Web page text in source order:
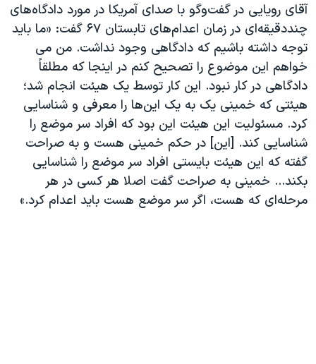
آقای رویایی در گفت‌وگو با صدای آمریکا در مورد دادگاه‌های
چنددقیقه‌ای در زمان اعدام‌های تابستان ۶۷ گفت: «ما باید
توجه داشته باشیم که دادگاهی وجود نداشت. من می
خواهم این موضوع را تصحیح کنم در اینجا که مطلقاً
دادگاهی در کار نبود. این کار توسط یک هیئت انجام شد؛
هیئتی که خمینی یک به یک این‌ها را معرفی و شناسایی
کرد. مسئولیت این هیئت این بود که افراد سر موضع را
شناسایی کند. [این] در حکم خمینی هست و به صراحت
گفته که این هیئت بایستی افراد سر موضع را شناسایی
بکند... خمینی به صراحت گفت اصلا هر کسی در هر
مرحله‌ای که هست، اگر سر موضع هست باید اعدام کرد.»